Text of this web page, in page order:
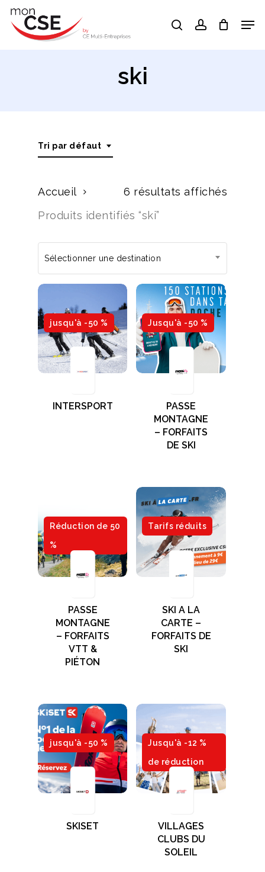
Skip
searchaccount
ski
Tri par défaut
6 résultats affichés
Accueil
Produits identifiés “ski”
Sélectionner une destination
jusqu'à -50 %
INTERSPORT
Jusqu'à -50 %
PASSE
MONTAGNE
– FORFAITS
DE SKI
Réduction de 50
%
PASSE
MONTAGNE
– FORFAITS
VTT &
PIÉTON
Tarifs réduits
SKI A LA
CARTE –
FORFAITS DE
SKI
jusqu'à -50 %
SKISET
Jusqu'à -12 %
de réduction
VILLAGES
CLUBS DU
SOLEIL